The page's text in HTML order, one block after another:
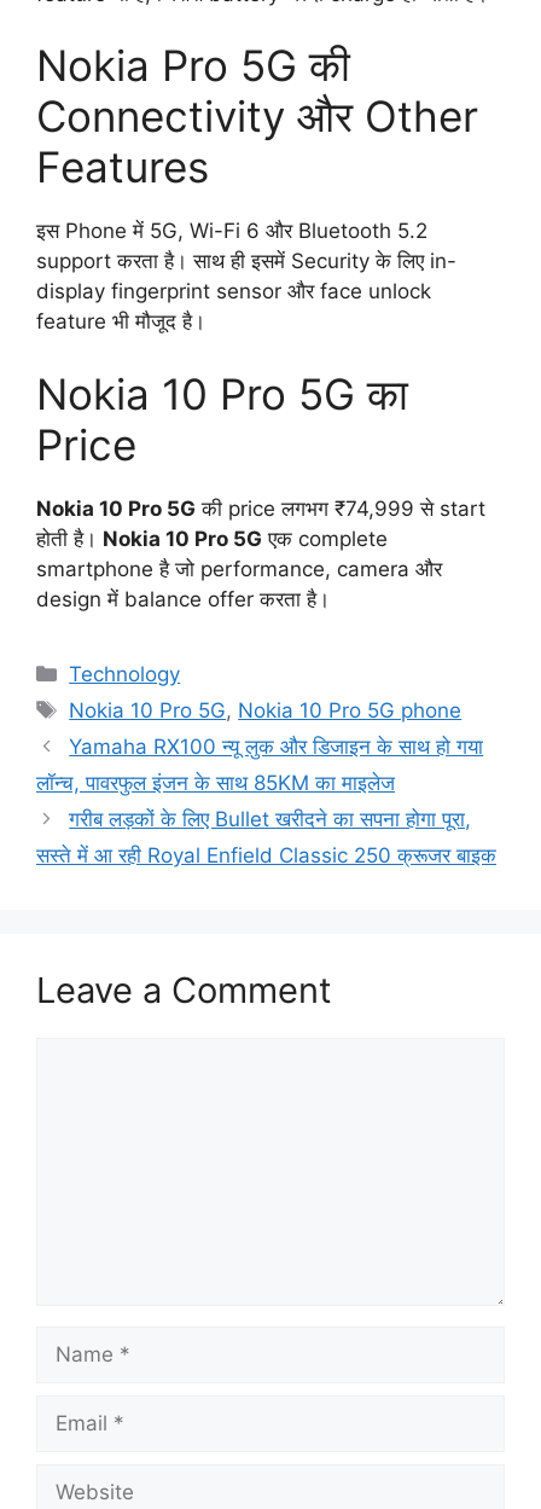
Nokia Pro 5G की
Connectivity और Other
Features
इस Phone में 5G, Wi-Fi 6 और Bluetooth 5.2
support करता है। साथ ही इसमें Security के लिए in-
display fingerprint sensor और face unlock
feature भी मौजूद है।
Nokia 10 Pro 5G का
Price
Nokia 10 Pro 5G की price लगभग ₹74,999 से start
होती है। Nokia 10 Pro 5G एक complete
smartphone है जो performance, camera और
design में balance offer करता है।
Categories
Technology
Tags
Nokia 10 Pro 5G, Nokia 10 Pro 5G phone
Yamaha RX100 न्यू लुक और डिजाइन के साथ हो गया
लॉन्च, पावरफुल इंजन के साथ 85KM का माइलेज
गरीब लड़कों के लिए Bullet खरीदने का सपना होगा पूरा,
सस्ते में आ रही Royal Enfield Classic 250 क्रूजर बाइक
Leave a Comment